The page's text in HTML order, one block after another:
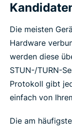
Die meisten
Hardware
werden diese
STUN-/TURN-
Protokoll gibt
einfach von
Die am